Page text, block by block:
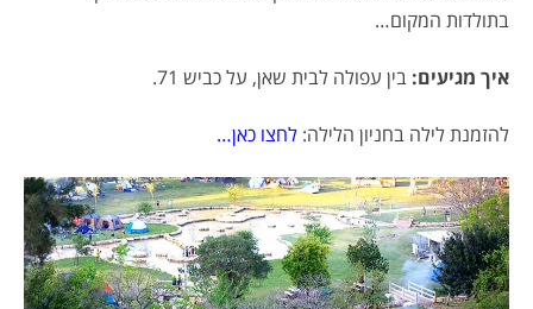
בתולדות המקום…
איך מגיעים: בין עפולה לבית שאן, על כביש 71.
להזמנת לילה בחניון הלילה: לחצו כאן…